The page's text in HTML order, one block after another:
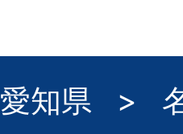
愛知県 >